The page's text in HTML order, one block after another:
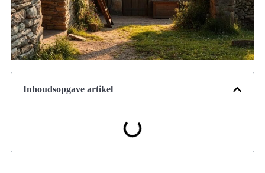
Inhoudsopgave artikel